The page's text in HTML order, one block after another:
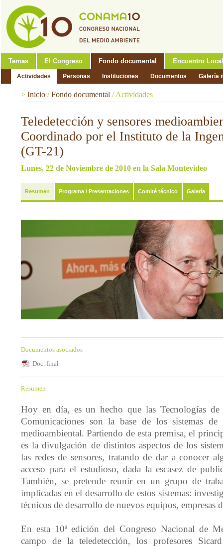
Temas El Congreso Fondo documental Encuentro Local
Actividades Personas Instituciones Documentos Galería
> Inicio /Fondo documental / Actividades
Teledetección y sensores
Coordinado por el Instituto de la
(GT-21)
Lunes, 22 de Noviembre de 2010 en la Sala Montevideo
Resumen Programa / Presentaciones Comité técnico Galería
Documentos asociados
Doc. final
Resumen
Hoy en día, es un hecho que las Tecnologías
Comunicaciones son la base de los sistemas
medioambiental. Partiendo de esta premisa, el
es la divulgación de distintos aspectos de los
las redes de sensores, tratando de dar a conocer
acceso para el estudioso, dada la escasez de
También, se pretende reunir en un grupo de
implicadas en el desarrollo de estos sistemas:
técnicos de desarrollo de nuevos equipos, empresas
En esta 10ª edición del Congreso Nacional de
campo de la teledetección, los profesores